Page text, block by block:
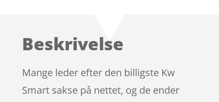
på
ømmels
er
Beskrivelse
Mange leder efter den billigste Kw
Smart sakse på nettet, og de ender